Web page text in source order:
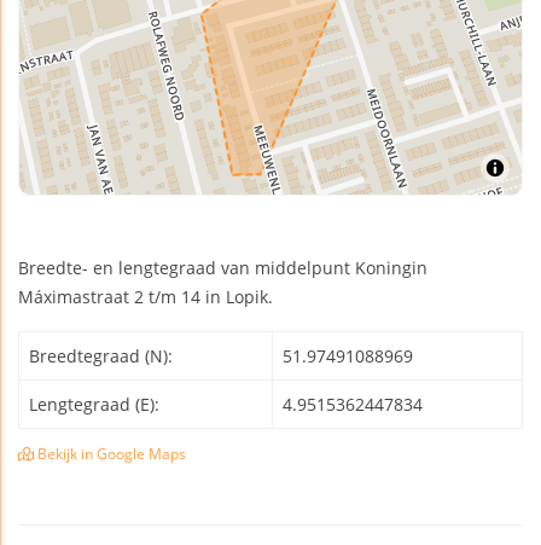
Breedte- en lengtegraad van middelpunt Koningin
Máximastraat 2 t/m 14 in Lopik.
Breedtegraad (N): 51.97491088969
Lengtegraad (E): 4.9515362447834
Bekijk in Google Maps